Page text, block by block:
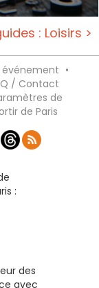
: Loisirs >
événement •
/ Contact
de
de Paris
:
des
avec